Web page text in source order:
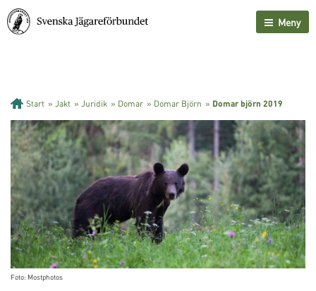
Meny
Start » Jakt » Juridik » Domar » Domar Björn » Domar björn 2019
Foto: Mostphotos